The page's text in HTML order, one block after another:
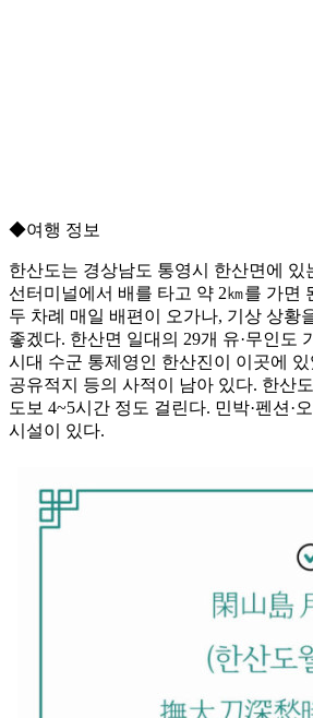
◆여행 정보
한산도는 경상남도 통영시 한산면에 있
선터미널에서 배를 타고 약 2㎞를 가면
두 차례 매일 배편이 오가나, 기상 상황
좋겠다. 한산면 일대의 29개 유·무인도
시대 수군 통제영인 한산진이 이곳에
공유적지 등의 사적이 남아 있다. 한산
도보 4~5시간 정도 걸린다. 민박·펜션·
시설이 있다.